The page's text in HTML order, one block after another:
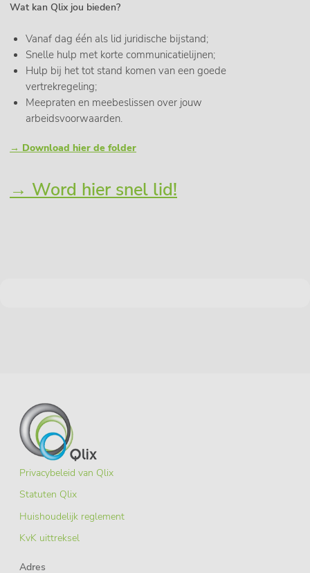
Wat kan Qlix jou bieden?
Vanaf dag één als lid juridische bijstand;
Snelle hulp met korte communicatielijnen;
Hulp bij het tot stand komen van een goede
vertrekregeling;
Meepraten en meebeslissen over jouw
arbeidsvoorwaarden.
→ Download hier de folder
→ Word hier snel lid!
Privacybeleid van Qlix
Statuten Qlix
Huishoudelijk reglement
KvK uittreksel
Adres